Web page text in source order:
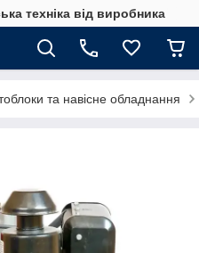
техніка від виробника
та навісне обладнання